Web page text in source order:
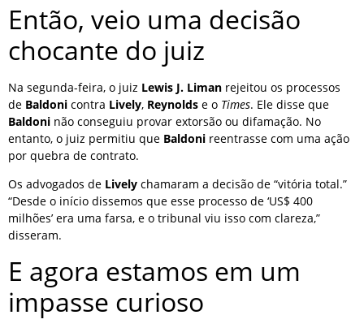
Então, veio uma decisão
chocante do juiz
Na segunda-feira, o juiz Lewis J. Liman rejeitou os processos
de Baldoni contra Lively, Reynolds e o Times. Ele disse que
Baldoni não conseguiu provar extorsão ou difamação. No
entanto, o juiz permitiu que Baldoni reentrasse com uma ação
por quebra de contrato.
Os advogados de Lively chamaram a decisão de “vitória total.”
“Desde o início dissemos que esse processo de ‘US$ 400
milhões’ era uma farsa, e o tribunal viu isso com clareza,”
disseram.
E agora estamos em um
impasse curioso